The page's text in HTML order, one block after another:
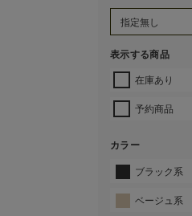
表示する商品
在庫あり
予約商品
カラー
ブラック系
ベージュ系